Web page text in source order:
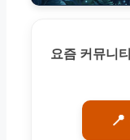
요즘 커뮤니
📍